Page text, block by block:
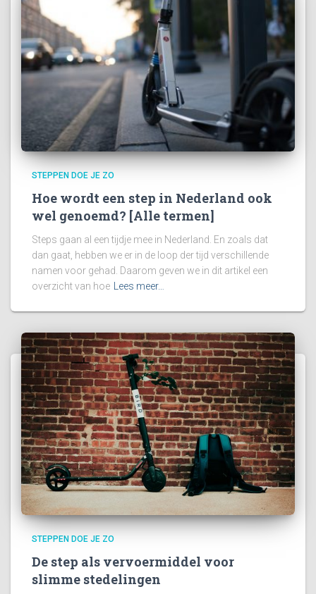
STEPPEN DOE JE ZO
Hoe wordt een step in Nederland ook
wel genoemd? [Alle termen]
Steps gaan al een tijdje mee in Nederland. En zoals dat
dan gaat, hebben we er in de loop der tijd verschillende
namen voor gehad. Daarom geven we in dit artikel een
overzicht van hoe Lees meer…
STEPPEN DOE JE ZO
De step als vervoermiddel voor
slimme stedelingen